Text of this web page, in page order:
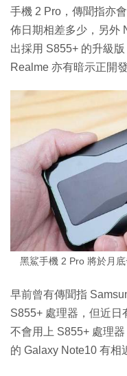
手機 2 Pro，傳聞指亦
佈日期相差多少，另外
出採用 S855+ 的升級
Realme 亦有暗示正開
黑鯊手機 2 Pro 將於月
早前曾有傳聞指
S855+ 處理器，但近日
不會用上 S855+ 處理
的 Galaxy Note10 有相